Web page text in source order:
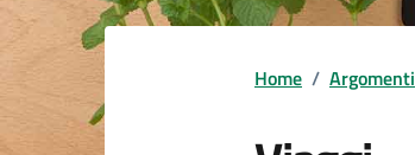
Home / Argomenti